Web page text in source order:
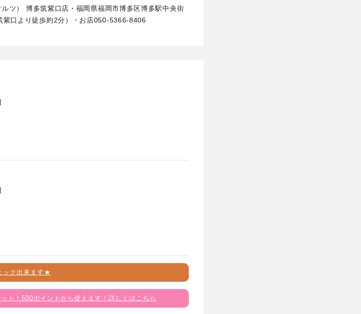
ツ） 博多筑紫口店・福岡県福岡市博多区博多駅中央街
口より徒歩約2分）・お店050-5366-8406
ック出来ます★
ト！500ポイントから使えます！詳しくはこちら